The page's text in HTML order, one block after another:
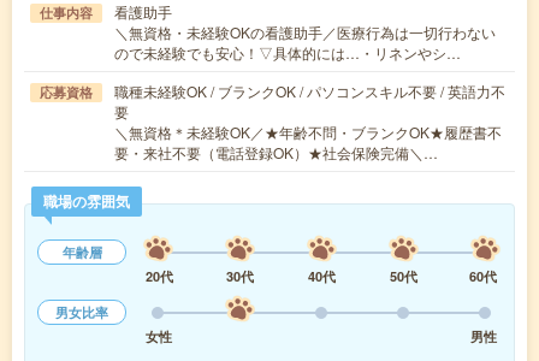
仕事内容
看護助手
＼無資格・未経験OKの看護助手／医療行為は一切行わない
ので未経験でも安心！▽具体的には…・リネンやシ…
応募資格
職種未経験OK / ブランクOK / パソコンスキル不要 / 英語力不
要
＼無資格＊未経験OK／★年齢不問・ブランクOK★履歴書不
要・来社不要（電話登録OK）★社会保険完備＼…
職場の雰囲気
年齢層
20代
30代 40代 50代
60代
男女比率
女性
男性